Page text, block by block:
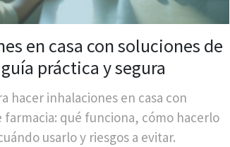
en casa con soluciones de
práctica y segura
hacer inhalaciones en casa con
farmacia: qué funciona, cómo hacerlo
usarlo y riesgos a evitar.